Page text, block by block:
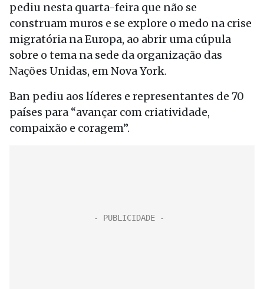
pediu nesta quarta-feira que não se
construam muros e se explore o medo na crise
migratória na Europa, ao abrir uma cúpula
sobre o tema na sede da organização das
Nações Unidas, em Nova York.
Ban pediu aos líderes e representantes de 70
países para “avançar com criatividade,
compaixão e coragem”.